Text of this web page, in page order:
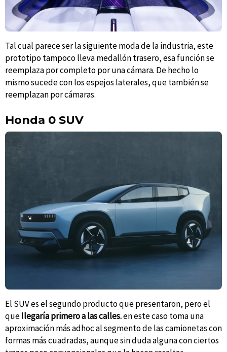
Tal cual parece ser la siguiente moda de la industria, este
prototipo tampoco lleva medallón trasero, esa función se
reemplaza por completo por una cámara. De hecho lo
mismo sucede con los espejos laterales, que también se
reemplazan por cámaras.
Honda 0 SUV
El SUV es el segundo producto que presentaron, pero el
que llegaría primero a las calles.en este caso toma una
aproximación más adhoc al segmento de las camionetas con
formas más cuadradas, aunque sin duda alguna con ciertos